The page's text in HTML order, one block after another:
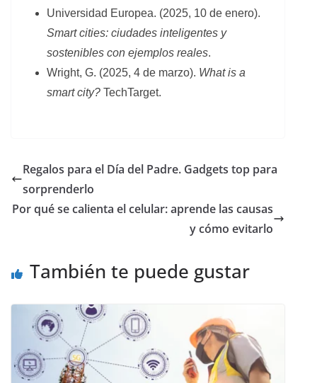
Universidad Europea. (2025, 10 de enero).
Smart cities: ciudades inteligentes y
sostenibles con ejemplos reales.
Wright, G. (2025, 4 de marzo). What is a
smart city? TechTarget.
Regalos para el Día del Padre. Gadgets top para
sorprenderlo
Por qué se calienta el celular: aprende las causas
y cómo evitarlo
También te puede gustar